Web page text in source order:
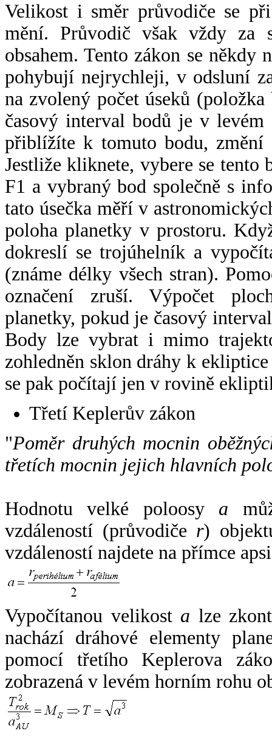
Velikost i směr průvodiče se
mění. Průvodič však vždy za
obsahem. Tento zákon se někdy
pohybují nejrychleji, v odsluní
na zvolený počet úseků
časový interval bodů je v
přiblížíte k tomuto bodu,
Jestliže kliknete, vybere se tento
F1 a vybraný bod společně s
tato úsečka měří v
poloha planetky v prostoru.
dokreslí se trojúhelník a
(známe délky všech stran).
označení zruší. Výpočet
planetky, pokud je časový
Body lze vybrat i mimo
zohledněn sklon dráhy k
se pak počítají jen v rovině
Třetí Keplerův zákon
"Poměr druhých mocnin
třetích mocnin jejich hlavních
Hodnotu velké poloosy a
vzdáleností (průvodiče r)
vzdáleností najdete na přímce
Vypočítanou velikost a lze
nachází dráhové elementy
pomocí třetího Keplerova
zobrazená v levém horním rohu